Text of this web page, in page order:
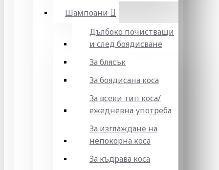
Шампоани
Дълбоко почистващи
и след боядисване
За блясък
За боядисана коса
За всеки тип коса/
ежедневна употреба
За изглаждане на
непокорна коса
За къдрава коса